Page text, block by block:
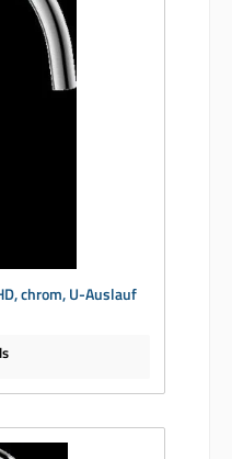
chrom, U-Auslauf